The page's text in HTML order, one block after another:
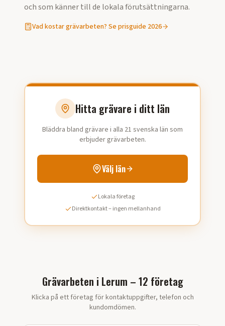
och som känner till de lokala förutsättningarna.
Vad kostargrävarbeten? Se prisguide 2026
Hitta grävare i ditt län
Bläddra bland grävare i alla 21 svenska län som
erbjuder grävarbeten.
Välj län
Lokala företag
Direktkontakt – ingen mellanhand
Grävarbeten i Lerum – 12 företag
Klicka på ett företag för kontaktuppgifter, telefon och
kundomdömen.